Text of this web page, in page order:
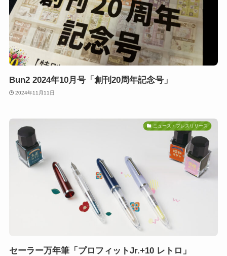
Bun2 2024年10月号「創刊20周年記念号」
2024年11月11日
ニュース・プレスリリース
セーラー万年筆「プロフィットJr.+10 レトロ」